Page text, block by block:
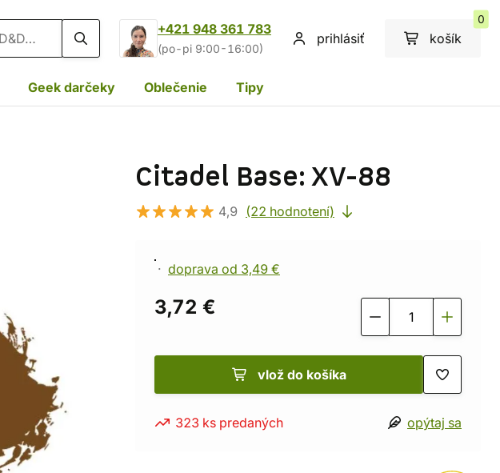
+421 948 361 783
(po-pi 9:00-16:00)
prihlásiť košík
0
Geek darčeky Oblečenie Tipy
Citadel Base: XV-88
4,9 (22 hodnotení)
doprava od 3,49 €
3,72 €
vlož do košíka
323 ks predaných opýtaj sa